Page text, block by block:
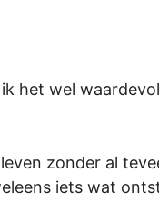
het wel
zonder al
iets wat